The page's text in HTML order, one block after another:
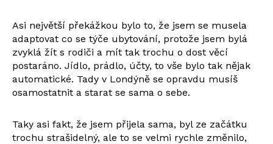
Asi největší překážkou bylo to, že jsem se musela
adaptovat co se týče ubytování, protože jsem bylá
zvyklá žít s rodiči a mít tak trochu o dost věcí
postaráno. Jídlo, prádlo, účty, to vše bylo tak nějak
automatické. Tady v Londýně se opravdu musíš
osamostatnit a starat se sama o sebe.
Taky asi fakt, že jsem přijela sama, byl ze začátku
trochu strašidelný, ale to se velmi rychle změnilo,